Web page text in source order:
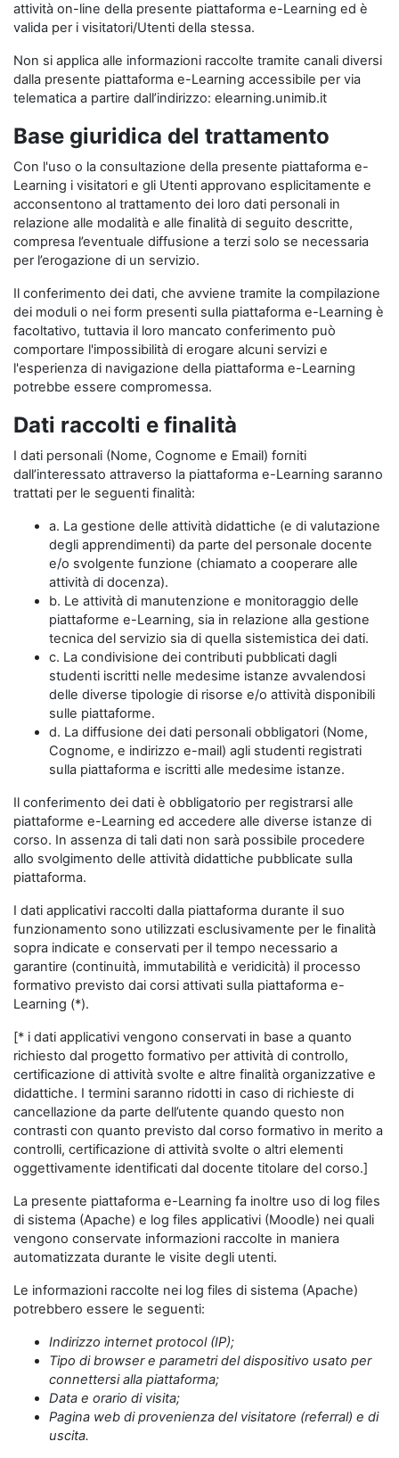
attività on-line della presente piattaforma e-Learning ed è
valida per i visitatori/Utenti della stessa.
Non si applica alle informazioni raccolte tramite canali diversi
dalla presente piattaforma e-Learning accessibile per via
telematica a partire dall’indirizzo: elearning.unimib.it
Base giuridica del trattamento
Con l'uso o la consultazione della presente piattaforma e-
Learning i visitatori e gli Utenti approvano esplicitamente e
acconsentono al trattamento dei loro dati personali in
relazione alle modalità e alle finalità di seguito descritte,
compresa l’eventuale diffusione a terzi solo se necessaria
per l’erogazione di un servizio.
Il conferimento dei dati, che avviene tramite la compilazione
dei moduli o nei form presenti sulla piattaforma e-Learning è
facoltativo, tuttavia il loro mancato conferimento può
comportare l'impossibilità di erogare alcuni servizi e
l'esperienza di navigazione della piattaforma e-Learning
potrebbe essere compromessa.
Dati raccolti e finalità
I dati personali (Nome, Cognome e Email) forniti
dall’interessato attraverso la piattaforma e-Learning saranno
trattati per le seguenti finalità:
a. La gestione delle attività didattiche (e di valutazione
degli apprendimenti) da parte del personale docente
e/o svolgente funzione (chiamato a cooperare alle
attività di docenza).
b. Le attività di manutenzione e monitoraggio delle
piattaforme e-Learning, sia in relazione alla gestione
tecnica del servizio sia di quella sistemistica dei dati.
c. La condivisione dei contributi pubblicati dagli
studenti iscritti nelle medesime istanze avvalendosi
delle diverse tipologie di risorse e/o attività disponibili
sulle piattaforme.
d. La diffusione dei dati personali obbligatori (Nome,
Cognome, e indirizzo e-mail) agli studenti registrati
sulla piattaforma e iscritti alle medesime istanze.
Il conferimento dei dati è obbligatorio per registrarsi alle
piattaforme e-Learning ed accedere alle diverse istanze di
corso. In assenza di tali dati non sarà possibile procedere
allo svolgimento delle attività didattiche pubblicate sulla
piattaforma.
I dati applicativi raccolti dalla piattaforma durante il suo
funzionamento sono utilizzati esclusivamente per le finalità
sopra indicate e conservati per il tempo necessario a
garantire (continuità, immutabilità e veridicità) il processo
formativo previsto dai corsi attivati sulla piattaforma e-
Learning (*).
[* i dati applicativi vengono conservati in base a quanto
richiesto dal progetto formativo per attività di controllo,
certificazione di attività svolte e altre finalità organizzative e
didattiche. I termini saranno ridotti in caso di richieste di
cancellazione da parte dell’utente quando questo non
contrasti con quanto previsto dal corso formativo in merito a
controlli, certificazione di attività svolte o altri elementi
oggettivamente identificati dal docente titolare del corso.]
La presente piattaforma e-Learning fa inoltre uso di log files
di sistema (Apache) e log files applicativi (Moodle) nei quali
vengono conservate informazioni raccolte in maniera
automatizzata durante le visite degli utenti.
Le informazioni raccolte nei log files di sistema (Apache)
potrebbero essere le seguenti:
Indirizzo internet protocol (IP);
Tipo di browser e parametri del dispositivo usato per
connettersi alla piattaforma;
Data e orario di visita;
Pagina web di provenienza del visitatore (referral) e di
uscita.